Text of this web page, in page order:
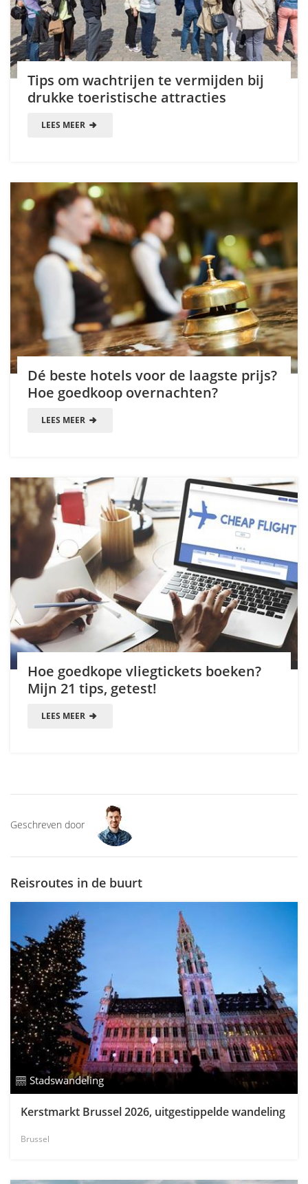
Tips om wachtrijen te vermijden bij
drukke toeristische attracties
LEES MEER
Dé beste hotels voor de laagste prijs?
Hoe goedkoop overnachten?
LEES MEER
Hoe goedkope vliegtickets boeken?
Mijn 21 tips, getest!
LEES MEER
Geschreven door
Reisroutes in de buurt
Stadswandeling
Kerstmarkt Brussel 2026, uitgestippelde wandeling
Brussel